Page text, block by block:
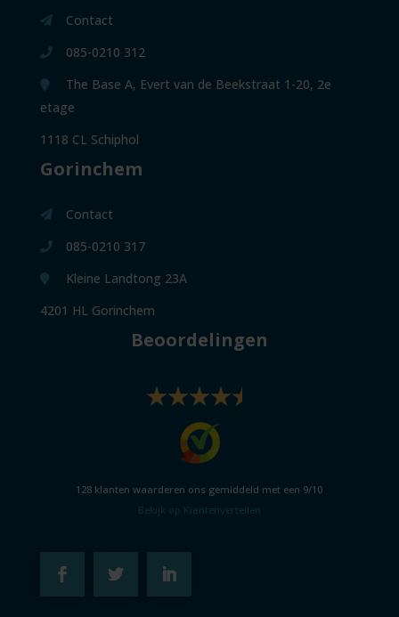
Contact
085-0210 312
The Base A, Evert van de Beekstraat 1-20, 2e
etage
1118 CL Schiphol
Gorinchem
Contact
085-0210 317
Kleine Landtong 23A
4201 HL Gorinchem
Beoordelingen
128 klanten waarderen ons gemiddeld met een 9/10
Bekijk op Klantenvertellen